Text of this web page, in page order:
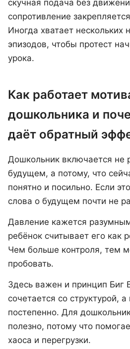
скучная подача без
сопротивление
Иногда хватает нескольких
эпизодов, чтобы протест
урока.
Как работает
дошкольника и
даёт обратный
Дошкольник включается не
будущем, а потому, что
понятно и посильно. Если
слова о будущем почти не
Давление кажется
ребёнок считывает его как
Чем больше контроля, тем
пробовать.
Здесь важен и принцип Биг
сочетается со структурой, а
постепенно. Для
полезно, потому что
хаоса и перегрузки.